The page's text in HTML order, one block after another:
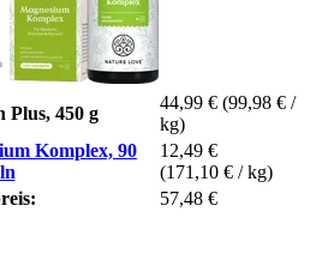
Plus, 450 g
44,99 € (99,98 € /
kg)
Komplex, 90
12,49 €
(171,10 € / kg)
57,48 €